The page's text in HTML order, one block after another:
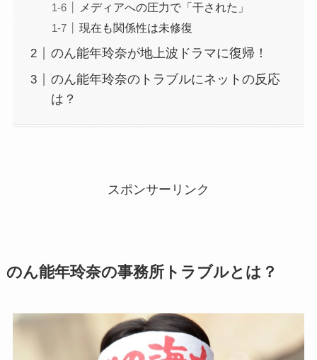
メディアへの圧力で「干された」
現在も関係性は未修復
のん能年玲奈が地上波ドラマに復帰！
のん能年玲奈のトラブルにネットの反応
は？
スポンサーリンク
のん能年玲奈の事務所トラブルとは？